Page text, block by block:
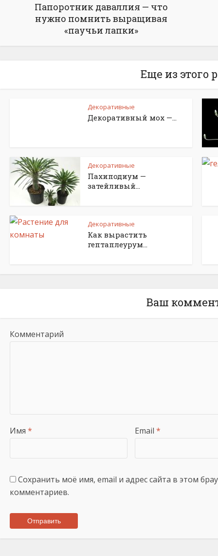
Папоротник даваллия — что
нужно помнить выращивая
«паучьи лапки»
Еще из этого
Декоративные
Декоративный мох —...
Декоративные
Пахиподиум —
затейливый...
Декоративные
Как вырастить
гептаплеурум...
Ваш
Комментарий
Имя * Email *
Сохранить моё имя, email и адрес сайта в этом
комментариев.